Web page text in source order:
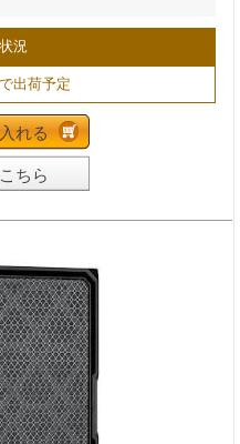
況
出荷予定
れる
ちら